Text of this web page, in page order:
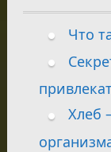
Что
Хлеб